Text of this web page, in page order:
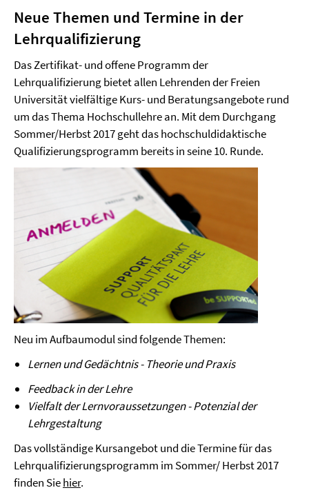
Neue Themen und Termine in der
Lehrqualifizierung
Das Zertifikat- und offene Programm der
Lehrqualifizierung bietet allen Lehrenden der Freien
Universität vielfältige Kurs- und Beratungsangebote rund
um das Thema Hochschullehre an. Mit dem Durchgang
Sommer/Herbst 2017 geht das hochschuldidaktische
Qualifizierungsprogramm bereits in seine 10. Runde.
Neu im Aufbaumodul sind folgende Themen:
Lernen und Gedächtnis - Theorie und Praxis
Feedback in der Lehre
Vielfalt der Lernvoraussetzungen - Potenzial der
Lehrgestaltung
Das vollständige Kursangebot und die Termine für das
Lehrqualifizierungsprogramm im Sommer/ Herbst 2017
finden Siehier.